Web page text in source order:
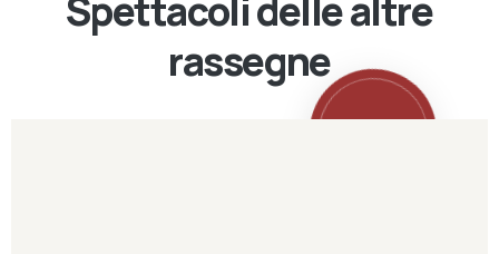
Spettacoli delle altre
rassegne